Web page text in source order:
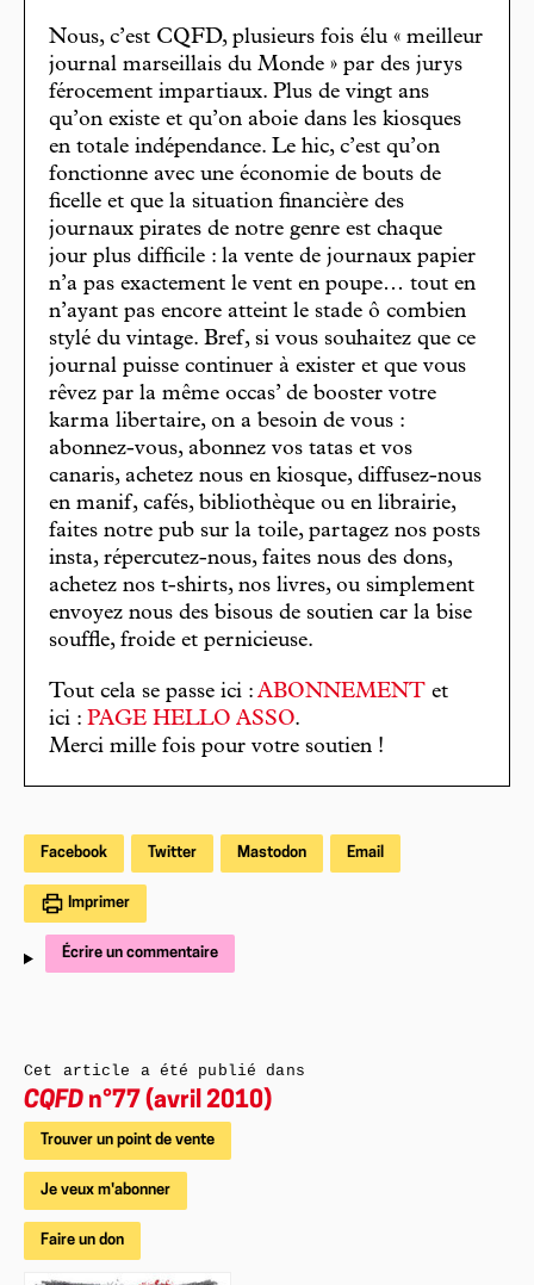
Nous, c’est CQFD, plusieurs fois élu « meilleur
journal marseillais du Monde » par des jurys
férocement impartiaux. Plus de vingt ans
qu’on existe et qu’on aboie dans les kiosques
en totale indépendance. Le hic, c’est qu’on
fonctionne avec une économie de bouts de
ficelle et que la situation financière des
journaux pirates de notre genre est chaque
jour plus difficile : la vente de journaux papier
n’a pas exactement le vent en poupe… tout en
n’ayant pas encore atteint le stade ô combien
stylé du vintage. Bref, si vous souhaitez que ce
journal puisse continuer à exister et que vous
rêvez par la même occas’ de booster votre
karma libertaire, on a besoin de vous :
abonnez-vous, abonnez vos tatas et vos
canaris, achetez nous en kiosque, diffusez-nous
en manif, cafés, bibliothèque ou en librairie,
faites notre pub sur la toile, partagez nos posts
insta, répercutez-nous, faites nous des dons,
achetez nos t-shirts, nos livres, ou simplement
envoyez nous des bisous de soutien car la bise
souffle, froide et pernicieuse.
Tout cela se passe ici : ABONNEMENT et
ici : PAGE HELLO ASSO.
Merci mille fois pour votre soutien !
Facebook Twitter Mastodon Email
Imprimer
Écrire un commentaire
Cet article a été publié dans
CQFD n°77 (avril 2010)
Trouver un point de vente
Je veux m'abonner
Faire un don